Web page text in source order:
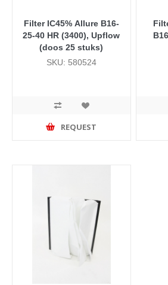
Filter IC45% Allure B16-
25-40 HR (3400), Upflow
(doos 25 stuks)
SKU: 580524
REQUEST